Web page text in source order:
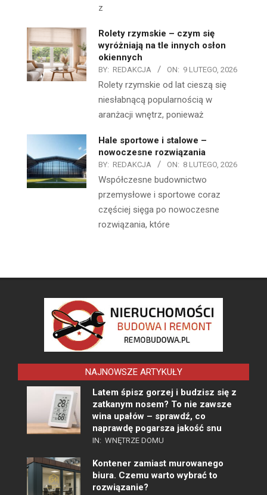
z
Rolety rzymskie – czym się
wyróżniają na tle innych osłon
okiennych
BY: REDAKCJA ON: 9 LUTEGO, 2026
Rolety rzymskie od lat cieszą się
niesłabnącą popularnością w
aranżacji wnętrz, ponieważ
Hale sportowe i stalowe –
nowoczesne rozwiązania
BY: REDAKCJA ON: 8 LUTEGO, 2026
Współczesne budownictwo
przemysłowe i sportowe coraz
częściej sięga po nowoczesne
rozwiązania, które
NAJNOWSZE ARTYKUŁY
Latem śpisz gorzej i budzisz się z
zatkanym nosem? To nie zawsze
wina upałów – sprawdź, co
naprawdę pogarsza jakość snu
IN: WNĘTRZE DOMU
Kontener zamiast murowanego
biura. Czemu warto wybrać to
rozwiązanie?